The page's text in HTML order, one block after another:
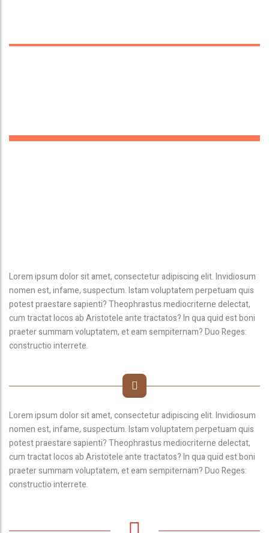
Lorem ipsum dolor sit amet, consectetur adipiscing elit. Invidiosum
nomen est, infame, suspectum. Istam voluptatem perpetuam quis
potest praestare sapienti? Theophrastus mediocriterne delectat,
cum tractat locos ab Aristotele ante tractatos? In qua quid est boni
praeter summam voluptatem, et eam sempiternam? Duo Reges:
constructio interrete.
Lorem ipsum dolor sit amet, consectetur adipiscing elit. Invidiosum
nomen est, infame, suspectum. Istam voluptatem perpetuam quis
potest praestare sapienti? Theophrastus mediocriterne delectat,
cum tractat locos ab Aristotele ante tractatos? In qua quid est boni
praeter summam voluptatem, et eam sempiternam? Duo Reges:
constructio interrete.